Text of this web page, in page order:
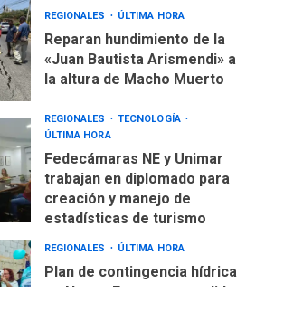
REGIONALES ÚLTIMA HORA
Reparan hundimiento de la
«Juan Bautista Arismendi» a
la altura de Macho Muerto
REGIONALES
TECNOLOGÍA
ÚLTIMA HORA
Fedecámaras NE y Unimar
trabajan en diplomado para
creación y manejo de
estadísticas de turismo
REGIONALES ÚLTIMA HORA
Plan de contingencia hídrica
en Nueva Esparta consolida